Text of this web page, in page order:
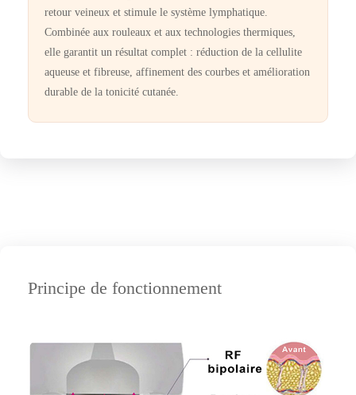
retour veineux et stimule le système lymphatique.
Combinée aux rouleaux et aux technologies thermiques,
elle garantit un résultat complet : réduction de la cellulite
aqueuse et fibreuse, affinement des courbes et amélioration
durable de la tonicité cutanée.
Principe de fonctionnement